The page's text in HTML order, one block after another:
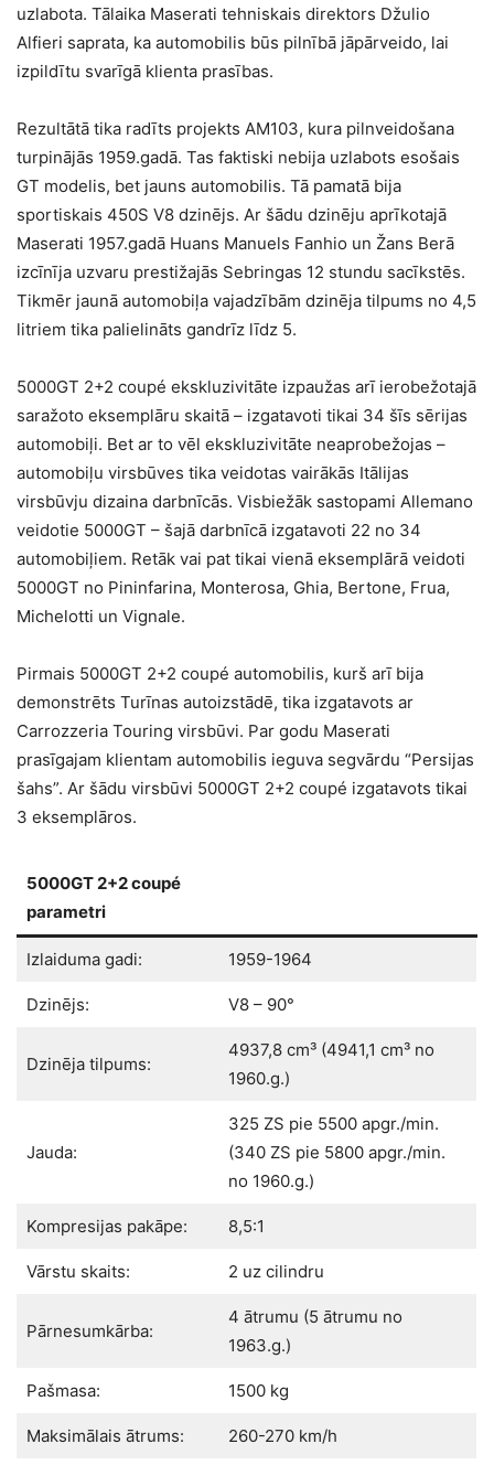
uzlabota. Tālaika Maserati tehniskais direktors Džulio
Alfieri saprata, ka automobilis būs pilnībā jāpārveido, lai
izpildītu svarīgā klienta prasības.
Rezultātā tika radīts projekts AM103, kura pilnveidošana
turpinājās 1959.gadā. Tas faktiski nebija uzlabots esošais
GT modelis, bet jauns automobilis. Tā pamatā bija
sportiskais 450S V8 dzinējs. Ar šādu dzinēju aprīkotajā
Maserati 1957.gadā Huans Manuels Fanhio un Žans Berā
izcīnīja uzvaru prestižajās Sebringas 12 stundu sacīkstēs.
Tikmēr jaunā automobiļa vajadzībām dzinēja tilpums no 4,5
litriem tika palielināts gandrīz līdz 5.
5000GT 2+2 coupé ekskluzivitāte izpaužas arī ierobežotajā
saražoto eksemplāru skaitā – izgatavoti tikai 34 šīs sērijas
automobiļi. Bet ar to vēl ekskluzivitāte neaprobežojas –
automobiļu virsbūves tika veidotas vairākās Itālijas
virsbūvju dizaina darbnīcās. Visbiežāk sastopami Allemano
veidotie 5000GT – šajā darbnīcā izgatavoti 22 no 34
automobiļiem. Retāk vai pat tikai vienā eksemplārā veidoti
5000GT no Pininfarina, Monterosa, Ghia, Bertone, Frua,
Michelotti un Vignale.
Pirmais 5000GT 2+2 coupé automobilis, kurš arī bija
demonstrēts Turīnas autoizstādē, tika izgatavots ar
Carrozzeria Touring virsbūvi. Par godu Maserati
prasīgajam klientam automobilis ieguva segvārdu “Persijas
šahs”. Ar šādu virsbūvi 5000GT 2+2 coupé izgatavots tikai
3 eksemplāros.
5000GT 2+2 coupé
parametri
Izlaiduma gadi: 1959-1964
Dzinējs: V8 – 90°
Dzinēja tilpums:
4937,8 cm³ (4941,1 cm³ no
1960.g.)
Jauda:
325 ZS pie 5500 apgr./min.
(340 ZS pie 5800 apgr./min.
no 1960.g.)
Kompresijas pakāpe: 8,5:1
Vārstu skaits: 2 uz cilindru
Pārnesumkārba:
4 ātrumu (5 ātrumu no
1963.g.)
Pašmasa: 1500 kg
Maksimālais ātrums: 260-270 km/h